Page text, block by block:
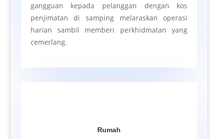
gangguan kepada pelanggan dengan kos
penjimatan di samping melaraskan operasi
harian sambil memberi perkhidmatan yang
cemerlang.
Rumah